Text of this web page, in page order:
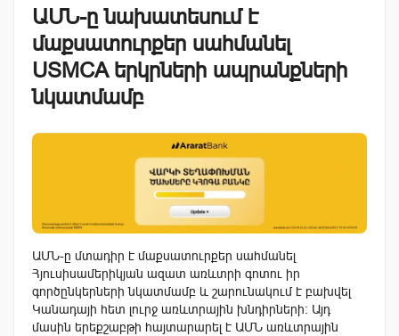
ԱՄՆ-ը նախատեսում է
մաքսատուրքեր սահմանել
USMCA երկրների ապրանքների
նկատմամբ
ԱՄՆ-ը մտադիր է մաքսատուրքեր սահմանել
Հյուսիսամերիկյան ազատ առևտրի գոտու իր
գործընկերների նկատմամբ և շարունակում է բախվել
Կանադայի հետ լուրջ առևտրային խնդիրների։ Այդ
մասին երեքշաբթի հայտարարել է ԱՄՆ առևտրային